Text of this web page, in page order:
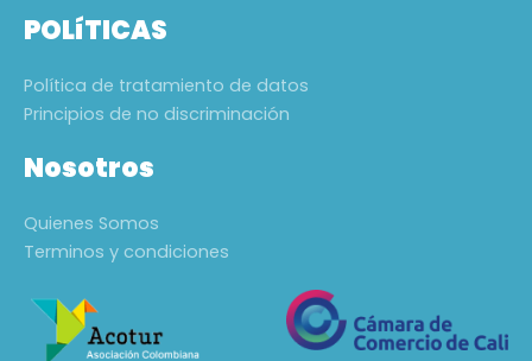
POLíTICAS
Política de tratamiento de datos
Principios de no discriminación
Nosotros
Quienes Somos
Terminos y condiciones